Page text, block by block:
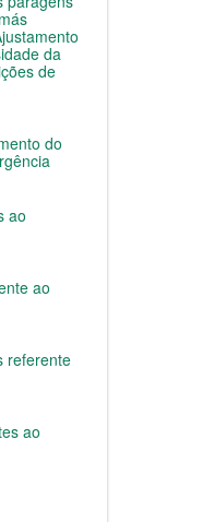
da
de
do
ao
ao
referente
ao